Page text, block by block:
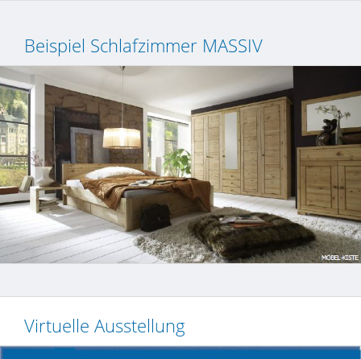
Beispiel Schlafzimmer MASSIV
Virtuelle Ausstellung